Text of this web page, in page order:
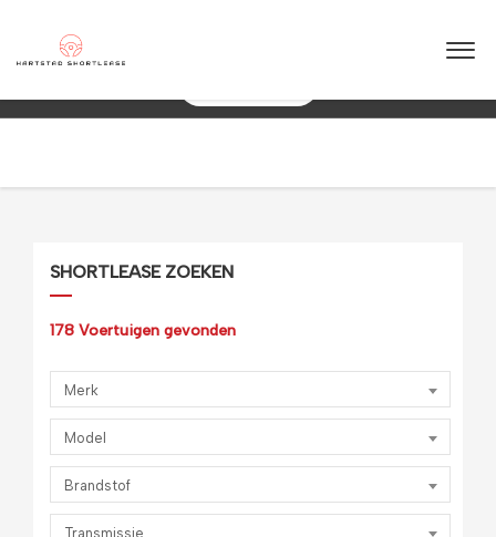
& flexibel!
Maximale flexibiliteit
SHORTLEASE ZOEKEN
178 Voertuigen gevonden
Merk
Model
Brandstof
Transmissie